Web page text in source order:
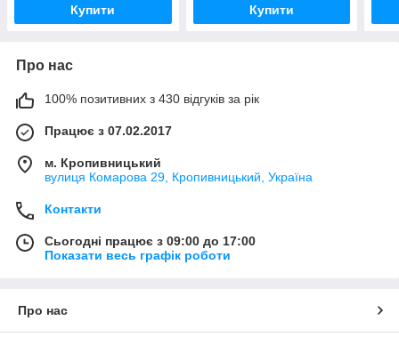
Купити Купити
Про нас
100% позитивних з 430 відгуків за рік
Працює з 07.02.2017
м. Кропивницький
вулиця Комарова 29, Кропивницький, Україна
Контакти
Сьогодні працює з 09:00 до 17:00
Показати весь графік роботи
Про нас